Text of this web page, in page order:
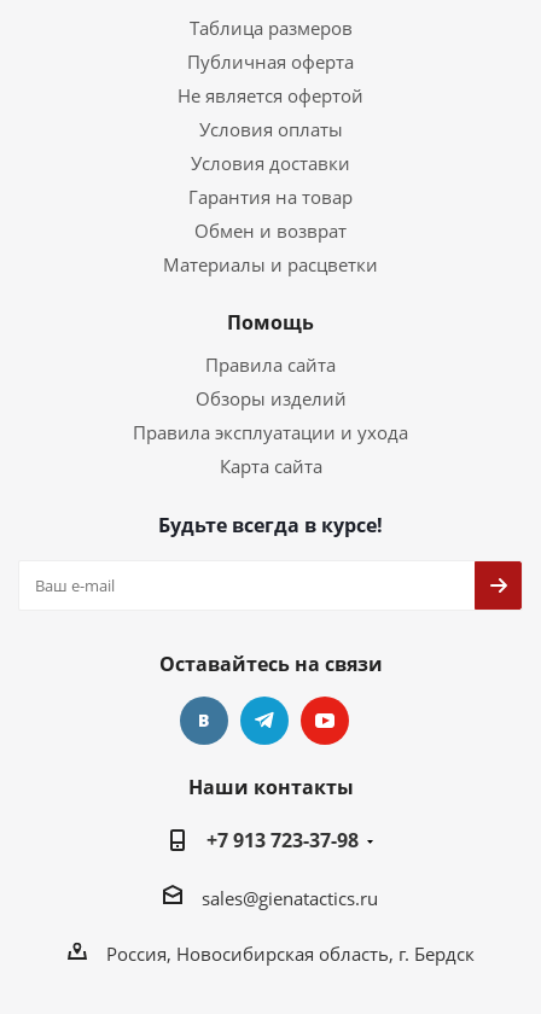
Таблица размеров
Публичная оферта
Не является офертой
Условия оплаты
Условия доставки
Гарантия на товар
Обмен и возврат
Материалы и расцветки
Помощь
Правила сайта
Обзоры изделий
Правила эксплуатации и ухода
Карта сайта
Будьте всегда в курсе!
Оставайтесь на связи
Наши контакты
+7 913 723-37-98
sales@gienatactics.ru
Россия, Новосибирская область, г. Бердск